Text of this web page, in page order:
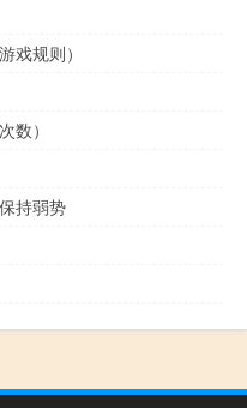
戏规则）
数）
持弱势